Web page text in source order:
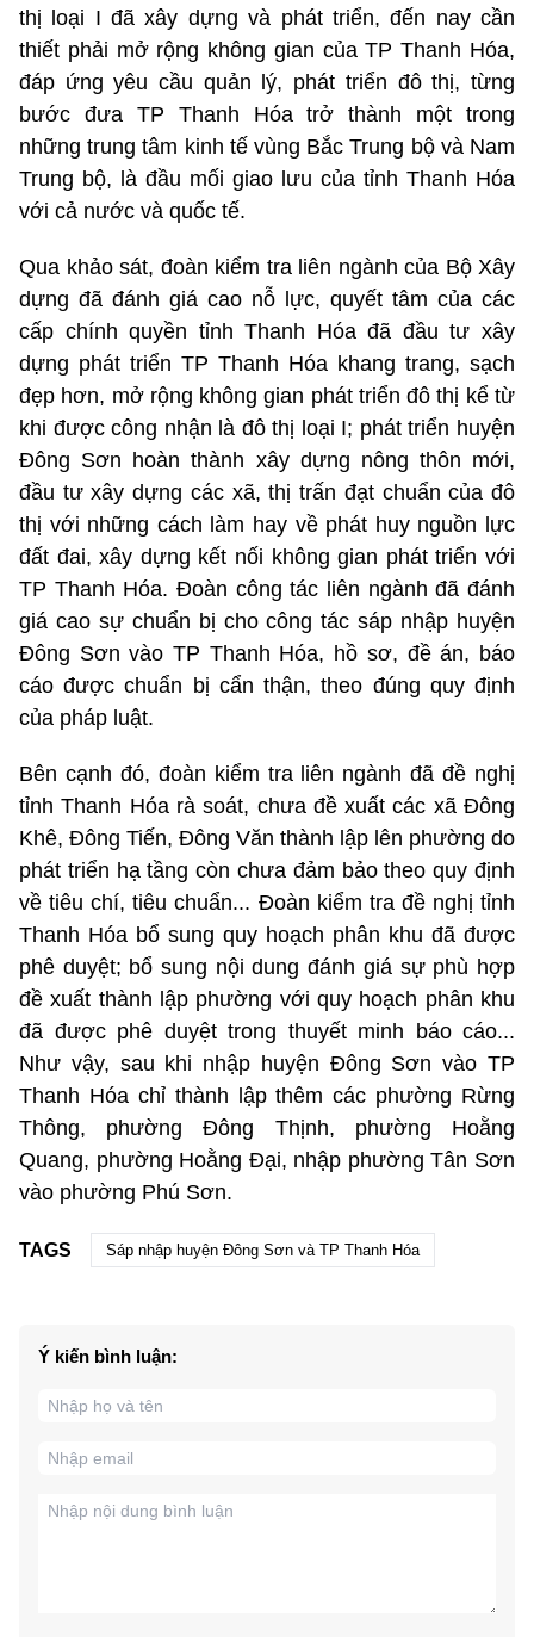
thị loại I đã xây dựng và phát triển, đến nay cần
thiết phải mở rộng không gian của TP Thanh Hóa,
đáp ứng yêu cầu quản lý, phát triển đô thị, từng
bước đưa TP Thanh Hóa trở thành một trong
những trung tâm kinh tế vùng Bắc Trung bộ và Nam
Trung bộ, là đầu mối giao lưu của tỉnh Thanh Hóa
với cả nước và quốc tế.
Qua khảo sát, đoàn kiểm tra liên ngành của Bộ Xây
dựng đã đánh giá cao nỗ lực, quyết tâm của các
cấp chính quyền tỉnh Thanh Hóa đã đầu tư xây
dựng phát triển TP Thanh Hóa khang trang, sạch
đẹp hơn, mở rộng không gian phát triển đô thị kể từ
khi được công nhận là đô thị loại I; phát triển huyện
Đông Sơn hoàn thành xây dựng nông thôn mới,
đầu tư xây dựng các xã, thị trấn đạt chuẩn của đô
thị với những cách làm hay về phát huy nguồn lực
đất đai, xây dựng kết nối không gian phát triển với
TP Thanh Hóa. Đoàn công tác liên ngành đã đánh
giá cao sự chuẩn bị cho công tác sáp nhập huyện
Đông Sơn vào TP Thanh Hóa, hồ sơ, đề án, báo
cáo được chuẩn bị cẩn thận, theo đúng quy định
của pháp luật.
Bên cạnh đó, đoàn kiểm tra liên ngành đã đề nghị
tỉnh Thanh Hóa rà soát, chưa đề xuất các xã Đông
Khê, Đông Tiến, Đông Văn thành lập lên phường do
phát triển hạ tầng còn chưa đảm bảo theo quy định
về tiêu chí, tiêu chuẩn... Đoàn kiểm tra đề nghị tỉnh
Thanh Hóa bổ sung quy hoạch phân khu đã được
phê duyệt; bổ sung nội dung đánh giá sự phù hợp
đề xuất thành lập phường với quy hoạch phân khu
đã được phê duyệt trong thuyết minh báo cáo...
Như vậy, sau khi nhập huyện Đông Sơn vào TP
Thanh Hóa chỉ thành lập thêm các phường Rừng
Thông, phường Đông Thịnh, phường Hoằng
Quang, phường Hoằng Đại, nhập phường Tân Sơn
vào phường Phú Sơn.
TAGS Sáp nhập huyện Đông Sơn và TP Thanh Hóa
Ý kiến bình luận: